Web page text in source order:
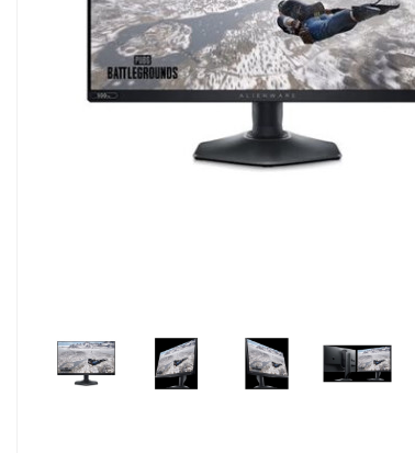
Pavyzdžiui, skolinantis